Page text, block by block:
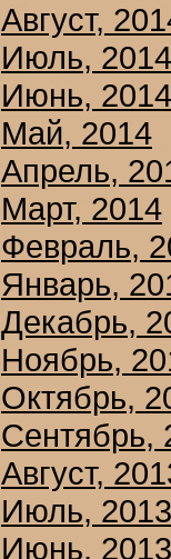
Август,
Июль, 2014
Июнь, 2014
Май, 2014
Апрель,
Март, 2014
Февраль,
Январь,
Декабрь,
Ноябрь,
Октябрь,
Сентябрь,
Август,
Июль, 2013
Июнь, 2013